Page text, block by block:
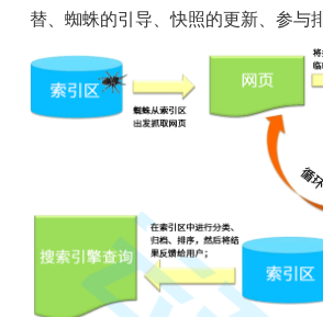
替、蜘蛛的引导、快照的更新、参与